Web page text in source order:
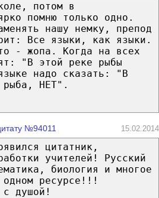
потом в
помню только одно.
нашу немку, препод
Все языки, как языки.
- жопа. Когда на всех
"В этой реке рыбы
надо сказать: "В
рыба, НЕТ".
№94011 15.02.2014
цитатник,
учителей! Русский
биология и многое
ресурсе!!!
душой!